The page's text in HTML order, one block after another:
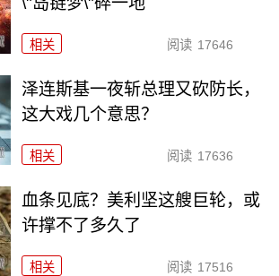
相关 阅读 17646
泽连斯基一夜斩总理又砍防长，
这大戏几个意思？
相关 阅读 17636
血条见底？美利坚这艘巨轮，或
许撑不了多久了
相关 阅读 17516